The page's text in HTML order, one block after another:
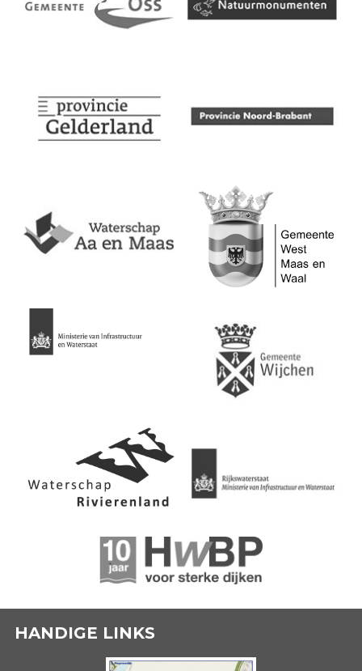
HANDIGE LINKS